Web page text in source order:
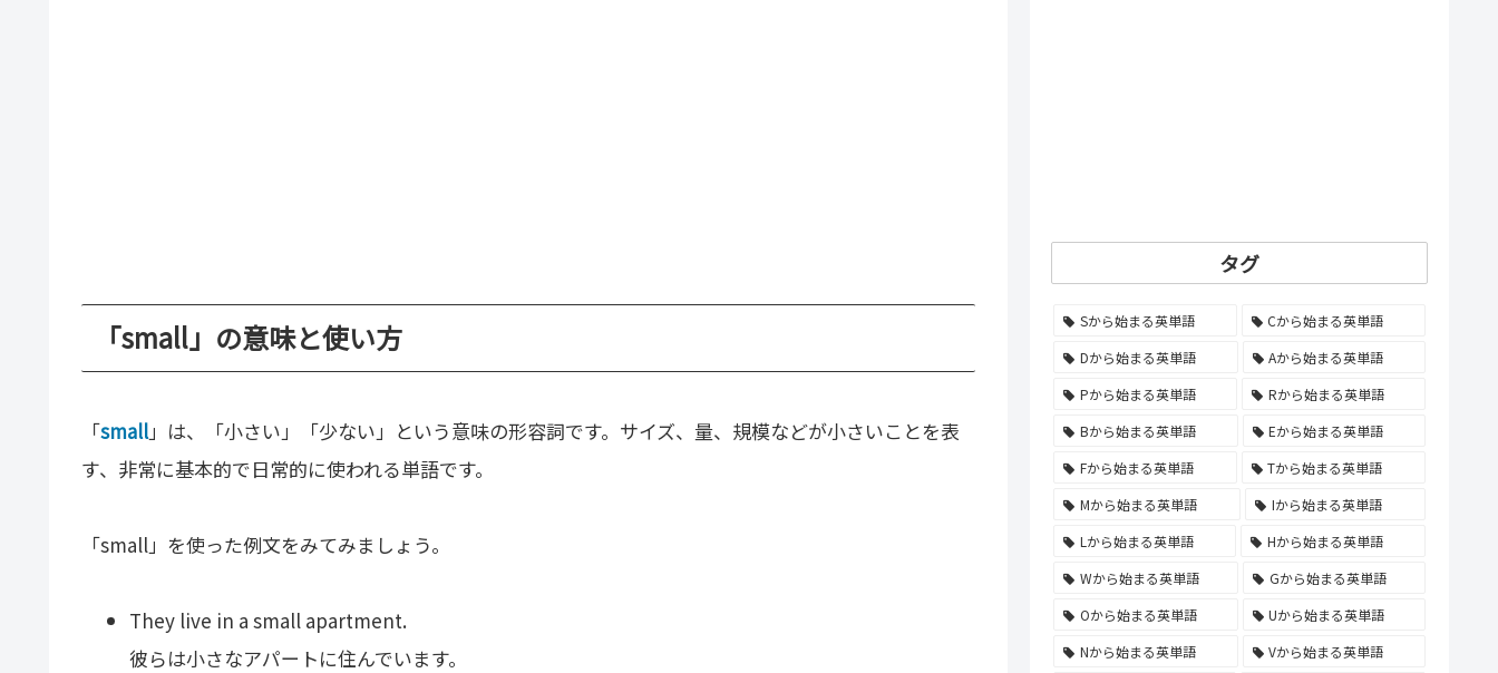
「small」の意味と使い方
「small」は、「小さい」「少ない」という意味の形容詞です。サイズ、量、規模などが小さいことを表
す、非常に基本的で日常的に使われる単語です。
「small」を使った例文をみてみましょう。
They live in a small apartment.
彼らは小さなアパートに住んでいます。
タグ
Sから始まる英単語
Cから始まる英単語
Dから始まる英単語
Aから始まる英単語
Pから始まる英単語
Rから始まる英単語
Bから始まる英単語
Eから始まる英単語
Fから始まる英単語
Tから始まる英単語
Mから始まる英単語
Iから始まる英単語
Lから始まる英単語
Hから始まる英単語
Wから始まる英単語
Gから始まる英単語
Oから始まる英単語
Uから始まる英単語
Nから始まる英単語
Vから始まる英単語